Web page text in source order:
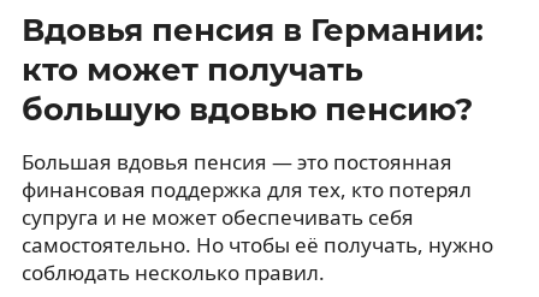
Вдовья пенсия в Германии:
кто может получать
большую вдовью пенсию?
Большая вдовья пенсия — это постоянная
финансовая поддержка для тех, кто потерял
супруга и не может обеспечивать себя
самостоятельно. Но чтобы её получать, нужно
соблюдать несколько правил.